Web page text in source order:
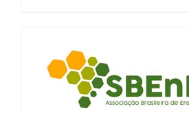
blocologosbenbio